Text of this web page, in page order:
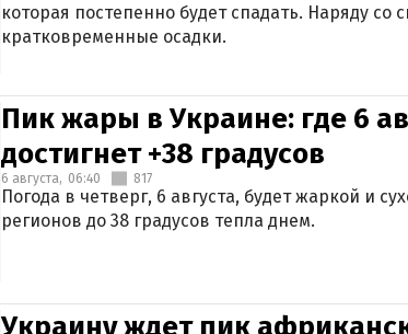
которая постепенно будет спадать. Наряду
кратковременные осадки.
Пик жары в Украине: где 6
достигнет +38 градусов
6 августа, 06:40 817
Погода в четверг, 6 августа, будет жаркой и
регионов до 38 градусов тепла днем.
Украину ждет пик